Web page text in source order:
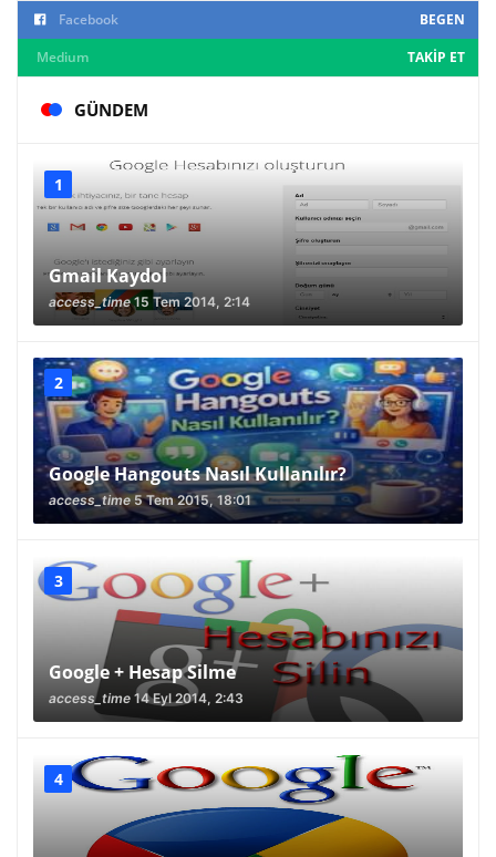
Facebook
BEGEN
Medium
TAKIP ET
GÜNDEM
Gmail Kaydol
access_time15 Tem 2014, 2:14
Google Hangouts Nasıl Kullanılır?
access_time 5 Tem 2015, 18:01
Google + Hesap Silme
access_time 14 Eyl 2014, 2:43